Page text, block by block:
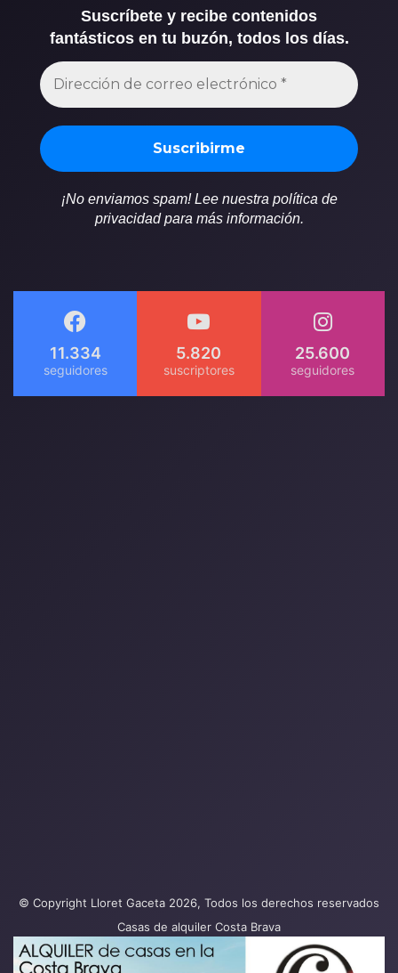
Suscríbete y recibe contenidos
fantásticos en tu buzón, todos los días.
¡No enviamos spam! Lee nuestra política de
privacidad para más información.
11.334 5.820 25.600
© Copyright Lloret Gaceta 2026, Todos los derechos reservados
Casas de alquiler Costa Brava